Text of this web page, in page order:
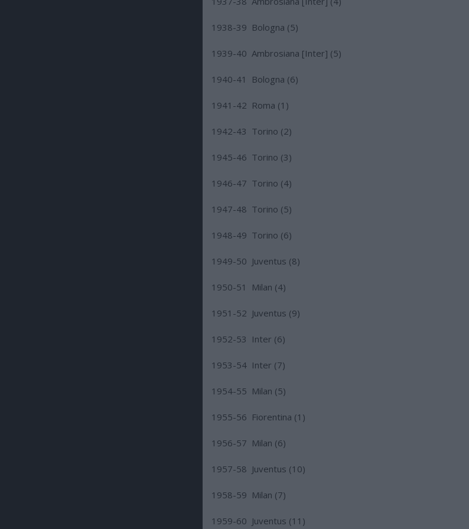
1938-39 Bologna (5)
1939-40 Ambrosiana [Inter] (5)
1940-41 Bologna (6)
1941-42 Roma (1)
1942-43 Torino (2)
1945-46 Torino (3)
1946-47 Torino (4)
1947-48 Torino (5)
1948-49 Torino (6)
1949-50 Juventus (8)
1950-51 Milan (4)
1951-52 Juventus (9)
1952-53 Inter (6)
1953-54 Inter (7)
1954-55 Milan (5)
1955-56 Fiorentina (1)
1956-57 Milan (6)
1957-58 Juventus (10)
1958-59 Milan (7)
1959-60 Juventus (11)